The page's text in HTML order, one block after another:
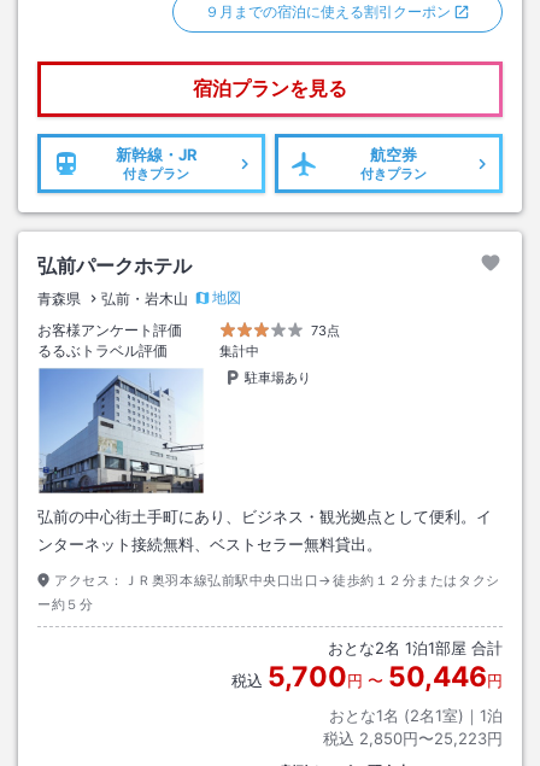
９月までの宿泊に使える割引クーポン
宿泊プランを見る
新幹線・JR
付きプラン
航空券
付きプラン
弘前パークホテル
青森県 弘前・岩木山
地図
お客様アンケート評価
73点
るるぶトラベル評価
集計中
駐車場あり
弘前の中心街土手町にあり、ビジネス・観光拠点として便利。イ
ンターネット接続無料、ベストセラー無料貸出。
アクセス：
ＪＲ奥羽本線弘前駅中央口出口→徒歩約１２分またはタクシ
ー約５分
おとな2名 1泊1部屋 合計
税込 5,700円 〜 50,446円
おとな1名 (2名1室)｜ 1泊
税込 2,850円〜25,223円